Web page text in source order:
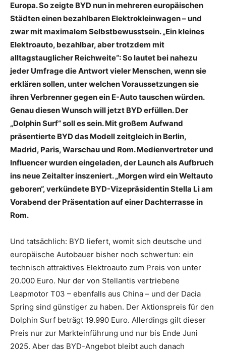
Europa. So zeigte BYD nun in mehreren europäischen
Städten einen bezahlbaren Elektrokleinwagen – und
zwar mit maximalem Selbstbewusstsein. „Ein kleines
Elektroauto, bezahlbar, aber trotzdem mit
alltagstauglicher Reichweite“: So lautet bei nahezu
jeder Umfrage die Antwort vieler Menschen, wenn sie
erklären sollen, unter welchen Voraussetzungen sie
ihren Verbrenner gegen ein E-Auto tauschen würden.
Genau diesen Wunsch will jetzt BYD erfüllen. Der
„Dolphin Surf“ soll es sein. Mit großem Aufwand
präsentierte BYD das Modell zeitgleich in Berlin,
Madrid, Paris, Warschau und Rom. Medienvertreter und
Influencer wurden eingeladen, der Launch als Aufbruch
ins neue Zeitalter inszeniert. „Morgen wird ein Weltauto
geboren“, verkündete BYD-Vizepräsidentin Stella Li am
Vorabend der Präsentation auf einer Dachterrasse in
Rom.
Und tatsächlich: BYD liefert, womit sich deutsche und
europäische Autobauer bisher noch schwertun: ein
technisch attraktives Elektroauto zum Preis von unter
20.000 Euro. Nur der von Stellantis vertriebene
Leapmotor T03 – ebenfalls aus China – und der Dacia
Spring sind günstiger zu haben. Der Aktionspreis für den
Dolphin Surf beträgt 19.990 Euro. Allerdings gilt dieser
Preis nur zur Markteinführung und nur bis Ende Juni
2025. Aber das BYD-Angebot bleibt auch danach